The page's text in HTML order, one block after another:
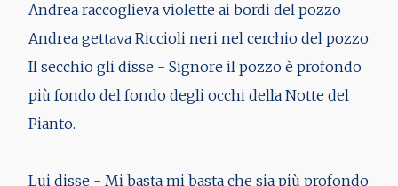
Andrea raccoglieva violette ai bordi del pozzo
Andrea gettava Riccioli neri nel cerchio del pozzo
Il secchio gli disse - Signore il pozzo è profondo
più fondo del fondo degli occhi della Notte del
Pianto.
Lui disse - Mi basta mi basta che sia più profondo